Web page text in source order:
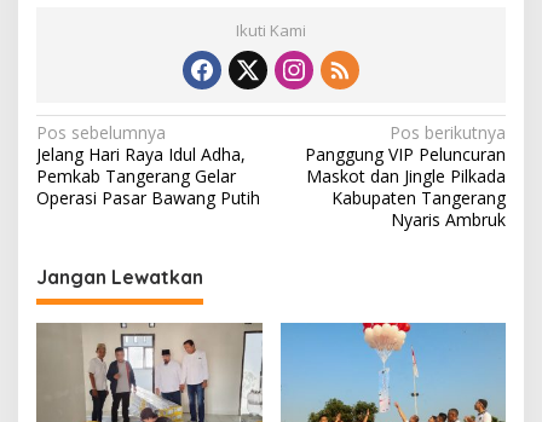
Ikuti Kami
N
a
v
g
a
Pos sebelumnya
Jelang Hari Raya Idul Adha,
Pemkab Tangerang Gelar
Operasi Pasar Bawang Putih
Pos berikutnya
Panggung VIP Peluncuran
Maskot dan Jingle Pilkada
Kabupaten Tangerang
Nyaris Ambruk
Jangan Lewatkan